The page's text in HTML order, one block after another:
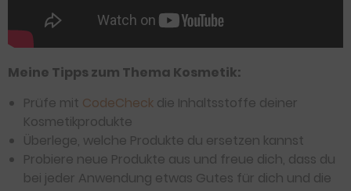
Meine Tipps zum Thema Kosmetik:
Prüfe mit CodeCheck die Inhaltsstoffe deiner
Kosmetikprodukte
Überlege, welche Produkte du ersetzen kannst
Probiere neue Produkte aus und freue dich, dass du
bei jeder Anwendung etwas Gutes für dich und die